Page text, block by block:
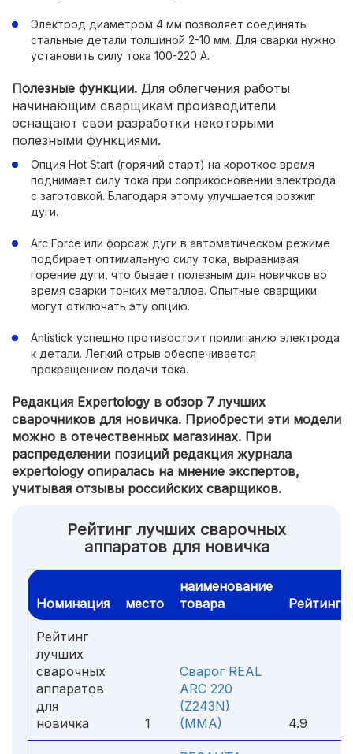
Электрод диаметром 4 мм позволяет соединять
стальные детали толщиной 2-10 мм. Для сварки нужно
установить силу тока 100-220 А.
Полезные функции. Для облегчения работы
начинающим сварщикам производители
оснащают свои разработки некоторыми
полезными функциями.
Опция Hot Start (горячий старт) на короткое время
поднимает силу тока при соприкосновении электрода
с заготовкой. Благодаря этому улучшается розжиг
дуги.
Arc Force или форсаж дуги в автоматическом режиме
подбирает оптимальную силу тока, выравнивая
горение дуги, что бывает полезным для новичков во
время сварки тонких металлов. Опытные сварщики
могут отключать эту опцию.
Antistick успешно противостоит прилипанию электрода
к детали. Легкий отрыв обеспечивается
прекращением подачи тока.
Редакция Expertology в обзор 7 лучших
сварочников для новичка. Приобрести эти модели
можно в отечественных магазинах. При
распределении позиций редакция журнала
expertology опиралась на мнение экспертов,
учитывая отзывы российских сварщиков.
Рейтинг лучших сварочных
аппаратов для новичка
Номинация место
наименование
товара
Рейтинг
Рейтинг
лучших
сварочных
аппаратов
для
новичка
1
Сварог REAL
ARC 220
(Z243N)
(MMA)
4.9